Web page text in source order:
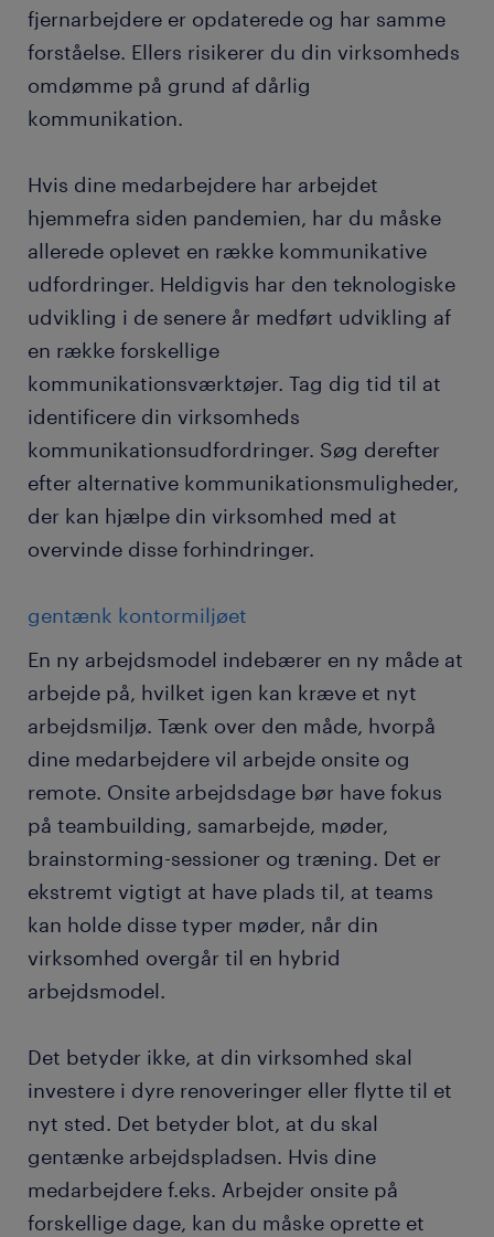
fjernarbejdere er opdaterede og har samme
forståelse. Ellers risikerer du din virksomheds
omdømme på grund af dårlig
kommunikation.
Hvis dine medarbejdere har arbejdet
hjemmefra siden pandemien, har du måske
allerede oplevet en række kommunikative
udfordringer. Heldigvis har den teknologiske
udvikling i de senere år medført udvikling af
en række forskellige
kommunikationsværktøjer. Tag dig tid til at
identificere din virksomheds
kommunikationsudfordringer. Søg derefter
efter alternative kommunikationsmuligheder,
der kan hjælpe din virksomhed med at
overvinde disse forhindringer.
gentænk kontormiljøet
En ny arbejdsmodel indebærer en ny måde at
arbejde på, hvilket igen kan kræve et nyt
arbejdsmiljø. Tænk over den måde, hvorpå
dine medarbejdere vil arbejde onsite og
remote. Onsite arbejdsdage bør have fokus
på teambuilding, samarbejde, møder,
brainstorming-sessioner og træning. Det er
ekstremt vigtigt at have plads til, at teams
kan holde disse typer møder, når din
virksomhed overgår til en hybrid
arbejdsmodel.
Det betyder ikke, at din virksomhed skal
investere i dyre renoveringer eller flytte til et
nyt sted. Det betyder blot, at du skal
gentænke arbejdspladsen. Hvis dine
medarbejdere f.eks. Arbejder onsite på
forskellige dage, kan du måske oprette et